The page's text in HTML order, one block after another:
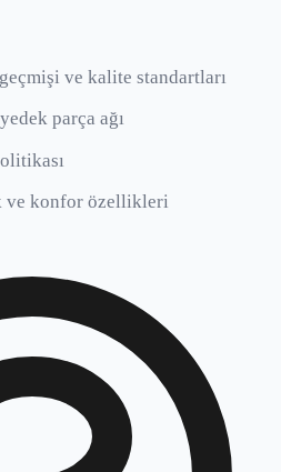
ve kalite standartları
parça ağı
ve konfor özellikleri